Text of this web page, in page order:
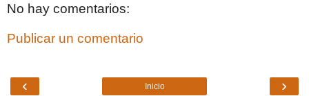
No hay comentarios:
Publicar un comentario
‹ ›
Inicio